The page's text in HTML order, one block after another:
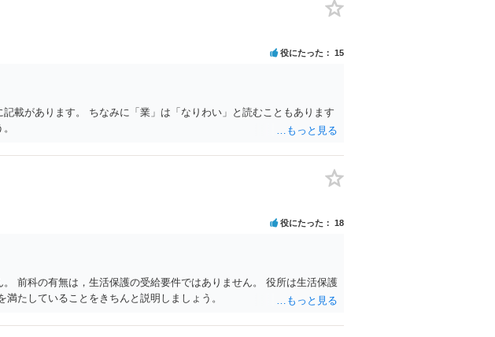
役にたった 15
載があります。 ちなみに「業」は「なりわい」と読むこともあります
役にたった 18
前科の有無は，生活保護の受給要件ではありません。 役所は生活保護
たしていることをきちんと説明しましょう。